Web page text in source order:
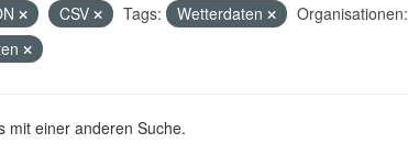
CSV Tags: Wetterdaten
Organisationen:
mit einer anderen Suche.